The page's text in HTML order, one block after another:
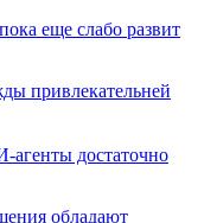
еще слабо развит
достаточно
обладают